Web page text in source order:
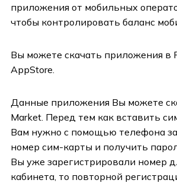
приложения от мобильных
чтобы контролировать баланс
Вы можете скачать приложения в
AppStore.
Данные приложения Вы можете
Market. Перед тем как вставить
Вам нужно с помощью телефона
номер сим-карты и получить
Вы уже зарегистрировали номер
кабинета, то повторной